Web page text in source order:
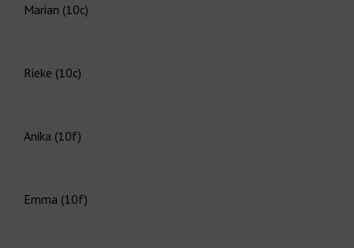
Marian (10c)
Rieke (10c)
Anika (10f)
Emma (10f)